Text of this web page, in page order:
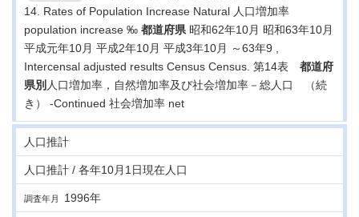
14. Rates of Population Increase Natural 人口増加率
population increase ‰ 都道府県昭和62年10月 昭和63年10月
平成元年10月 平成2年10月 平成3年10月 ～63年9 ,
Intercensal adjusted results Census Census. 第14表 都道府
県別 人口増加率，自然増加率及び社会増加率－総人口 （続
き） -Continued 社会増加率 net
人口推計
人口推計 / 各年10月1日現在人口
調査年月 1996年